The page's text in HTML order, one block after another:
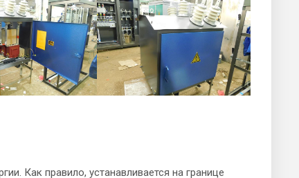
Как правило, устанавливается на границе